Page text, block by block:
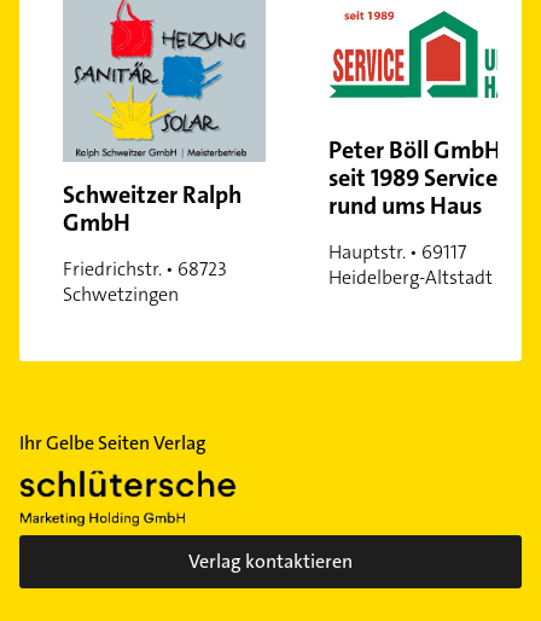
Schweitzer Ralph
GmbH
Friedrichstr. • 68723
Schwetzingen
Peter Böll GmbH -
seit 1989 Service
rund ums Haus
Hauptstr. • 69117
Heidelberg-Altstadt
Ihr Gelbe Seiten Verlag
Verlag kontaktieren